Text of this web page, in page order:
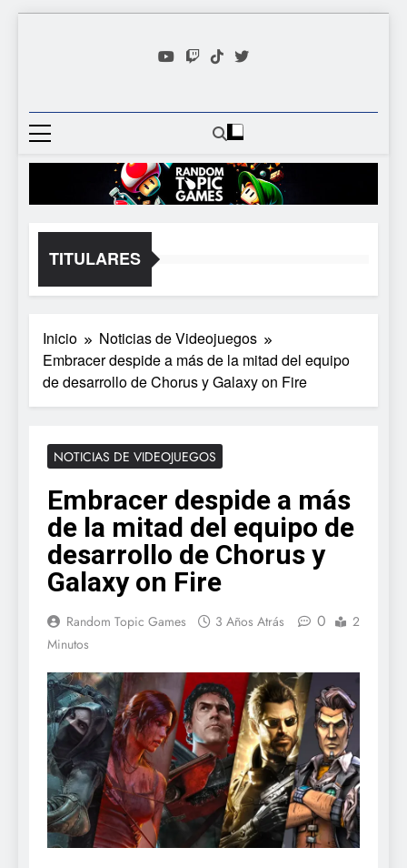
Random
Games
Videojuego Favorito
TITULARES
Inicio
Noticias de Videojuegos
Embracer despide a más de la mitad del equipo
de desarrollo de Chorus y Galaxy on Fire
NOTICIAS DE VIDEOJUEGOS
Embracer despide a más
de la mitad del equipo de
desarrollo de Chorus y
Galaxy on Fire
Random Topic Games 3 Años Atrás 0
2
Minutos